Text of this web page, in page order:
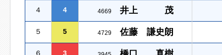
４ 4 4669 井上 茂
５ 5 4729 佐藤 謙史朗
６ 3